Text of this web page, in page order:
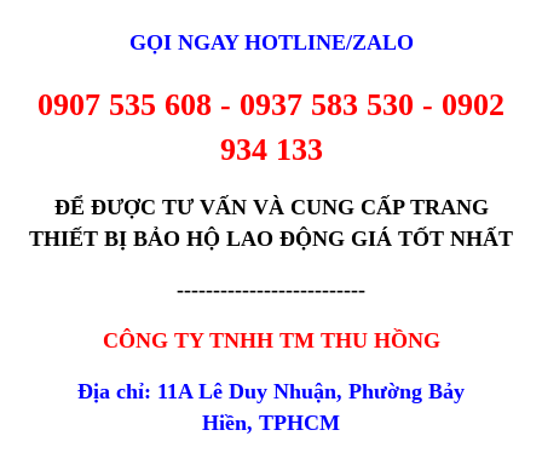
GỌI NGAY HOTLINE/ZALO
0907 535 608 - 0937 583 530 - 0902
934 133
ĐỂ ĐƯỢC TƯ VẤN VÀ CUNG CẤP TRANG
THIẾT BỊ BẢO HỘ LAO ĐỘNG GIÁ TỐT NHẤT
--------------------------
CÔNG TY TNHH TM THU HỒNG
Địa chỉ: 11A Lê Duy Nhuận, Phường Bảy
Hiền, TPHCM